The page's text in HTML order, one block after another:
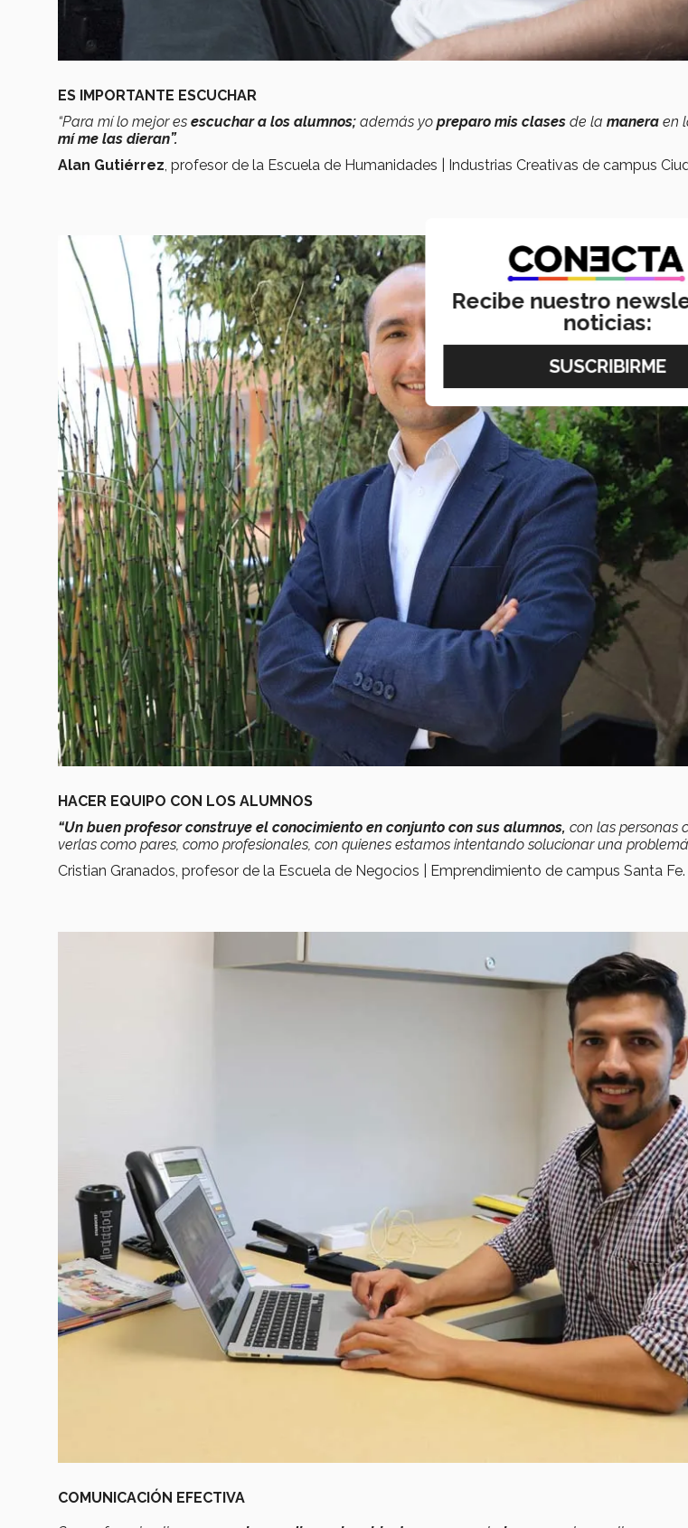
ES IMPORTANTE ESCUCHAR
“Para mí lo mejor es escuchar a los alumnos; además yo preparo mis clases de la manera en
mí me las dieran”.
Alan Gutiérrez, profesor de la Escuela de Humanidades | Industrias Creativas de campus
HACER EQUIPO CON LOS ALUMNOS
“Un buen profesor construye el conocimiento en conjunto con sus alumnos, con las personas
verlas como pares, como profesionales, con quienes estamos intentando solucionar una
Cristian Granados, profesor de la Escuela de Negocios | Emprendimiento de campus Santa Fe.
COMUNICACIÓN EFECTIVA
Recibe nuestro
noticias: